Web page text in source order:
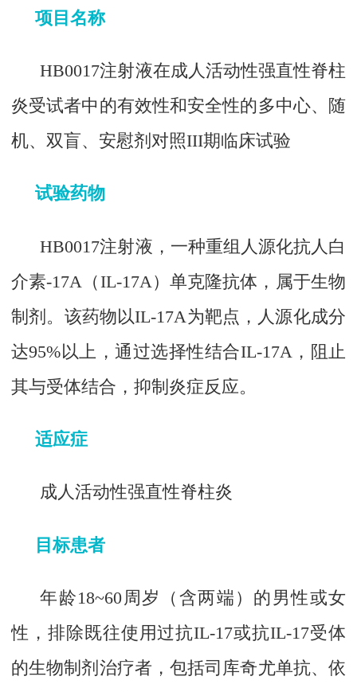
项目名称
HB0017注射液在成人活动性强直性脊柱
炎受试者中的有效性和安全性的多中心、随
机、双盲、安慰剂对照III期临床试验
试验药物
HB0017注射液，一种重组人源化抗人白
介素-17A（IL-17A）单克隆抗体，属于生物
制剂。该药物以IL-17A为靶点，人源化成分
达95%以上，通过选择性结合IL-17A，阻止
其与受体结合，抑制炎症反应。
适应症
成人活动性强直性脊柱炎
目标患者
年龄18~60周岁（含两端）的男性或女
性，排除既往使用过抗IL-17或抗IL-17受体
的生物制剂治疗者，包括司库奇尤单抗、依